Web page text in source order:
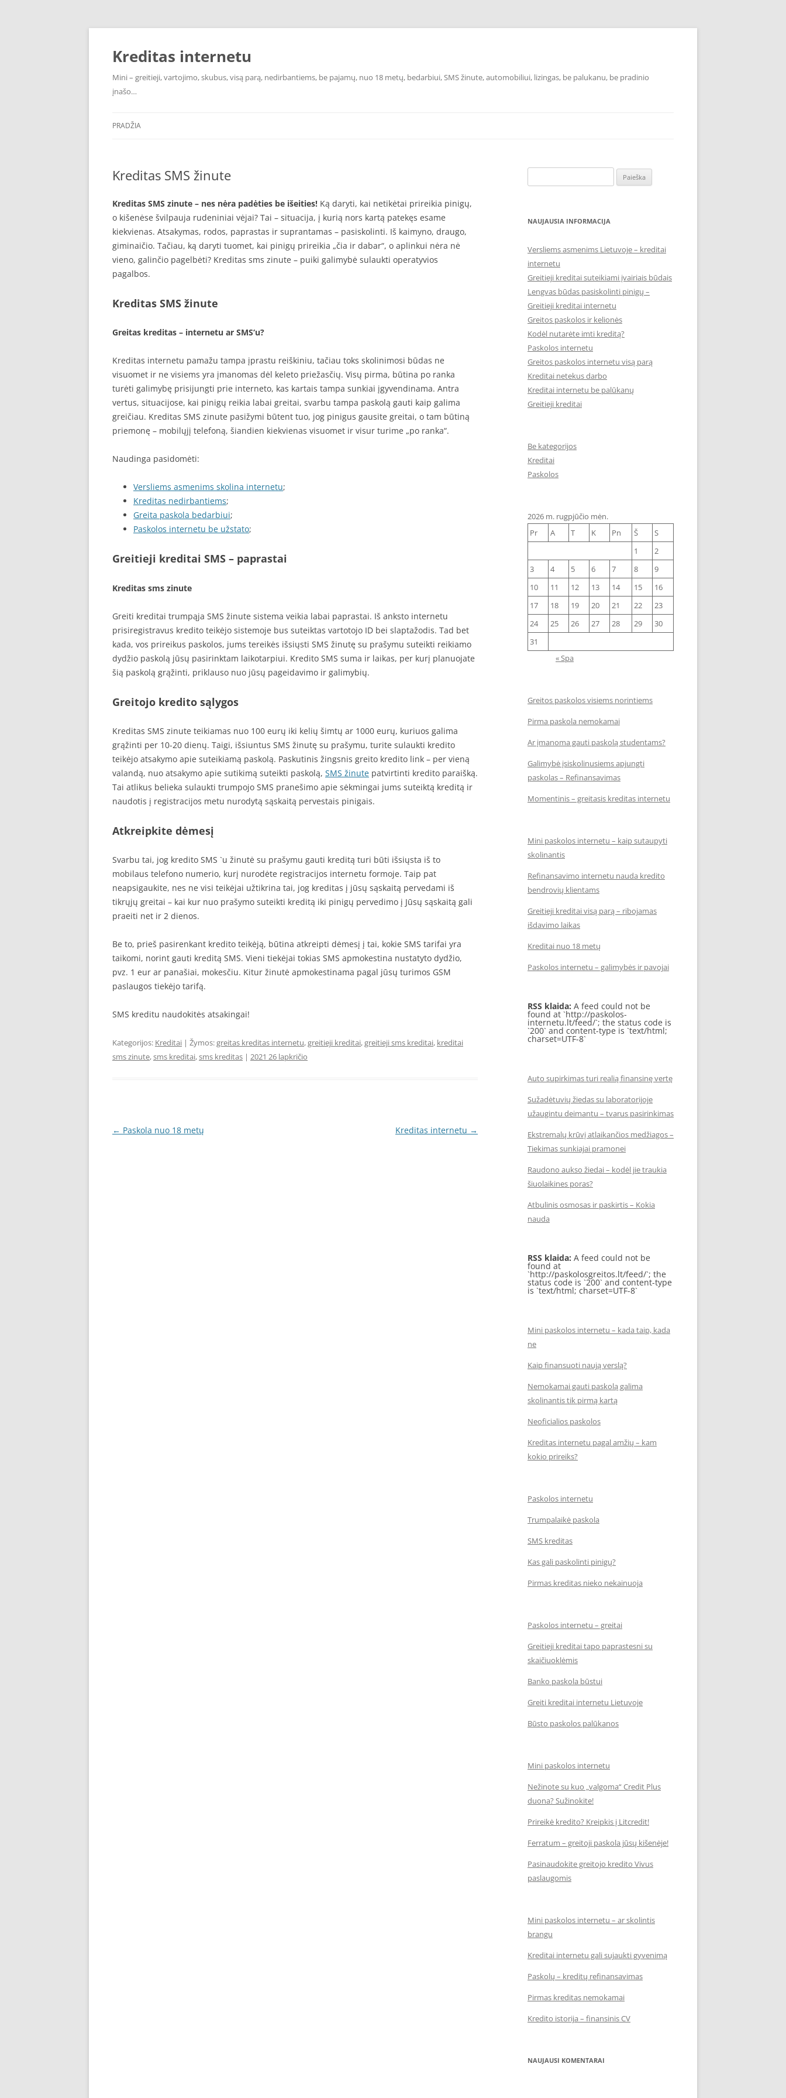
Pereiti
Kreditas internetu
Mini – greitieji, vartojimo, skubus, visą parą, nedirbantiems, be pajamų, nuo 18 metų, bedarbiui, SMS žinute, automobiliui, lizingas, be palukanu, be pradinio
įnašo…
PRADŽIA
Kreditas SMS žinute
Kreditas SMS zinute – nes nėra padėties be išeities! Ką daryti, kai netikėtai prireikia pinigų,
o kišenėse švilpauja rudeniniai vėjai? Tai – situacija, į kurią nors kartą patekęs esame
kiekvienas. Atsakymas, rodos, paprastas ir suprantamas – pasiskolinti. Iš kaimyno, draugo,
giminaičio. Tačiau, ką daryti tuomet, kai pinigų prireikia „čia ir dabar“, o aplinkui nėra nė
vieno, galinčio pagelbėti? Kreditas sms zinute – puiki galimybė sulaukti operatyvios
pagalbos.
Kreditas SMS žinute
Greitas kreditas – internetu ar SMS‘u?
Kreditas internetu pamažu tampa įprastu reiškiniu, tačiau toks skolinimosi būdas ne
visuomet ir ne visiems yra įmanomas dėl keleto priežasčių. Visų pirma, būtina po ranka
turėti galimybę prisijungti prie interneto, kas kartais tampa sunkiai įgyvendinama. Antra
vertus, situacijose, kai pinigų reikia labai greitai, svarbu tampa paskolą gauti kaip galima
greičiau. Kreditas SMS zinute pasižymi būtent tuo, jog pinigus gausite greitai, o tam būtiną
priemonę – mobilųjį telefoną, šiandien kiekvienas visuomet ir visur turime „po ranka“.
Naudinga pasidomėti:
Versliems asmenims skolina internetu;
Kreditas nedirbantiems;
Greita paskola bedarbiui;
Paskolos internetu be užstato;
Greitieji kreditai SMS – paprastai
Kreditas sms zinute
Greiti kreditai trumpąja SMS žinute sistema veikia labai paprastai. Iš anksto internetu
prisiregistravus kredito teikėjo sistemoje bus suteiktas vartotojo ID bei slaptažodis. Tad bet
kada, vos prireikus paskolos, jums tereikės išsiųsti SMS žinutę su prašymu suteikti reikiamo
dydžio paskolą jūsų pasirinktam laikotarpiui. Kredito SMS suma ir laikas, per kurį planuojate
šią paskolą grąžinti, priklauso nuo jūsų pageidavimo ir galimybių.
Greitojo kredito sąlygos
Kreditas SMS zinute teikiamas nuo 100 eurų iki kelių šimtų ar 1000 eurų, kuriuos galima
grąžinti per 10-20 dienų. Taigi, išsiuntus SMS žinutę su prašymu, turite sulaukti kredito
teikėjo atsakymo apie suteikiamą paskolą. Paskutinis žingsnis greito kredito link – per vieną
valandą, nuo atsakymo apie sutikimą suteikti paskolą, SMS žinute patvirtinti kredito paraišką.
Tai atlikus belieka sulaukti trumpojo SMS pranešimo apie sėkmingai jums suteiktą kreditą ir
naudotis į registracijos metu nurodytą sąskaitą pervestais pinigais.
Atkreipkite dėmesį
Svarbu tai, jog kredito SMS `u žinutė su prašymu gauti kreditą turi būti išsiųsta iš to
mobilaus telefono numerio, kurį nurodėte registracijos internetu formoje. Taip pat
neapsigaukite, nes ne visi teikėjai užtikrina tai, jog kreditas į jūsų sąskaitą pervedami iš
tikrųjų greitai – kai kur nuo prašymo suteikti kreditą iki pinigų pervedimo į Jūsų sąskaitą gali
praeiti net ir 2 dienos.
Be to, prieš pasirenkant kredito teikėją, būtina atkreipti dėmesį į tai, kokie SMS tarifai yra
taikomi, norint gauti kreditą SMS. Vieni tiekėjai tokias SMS apmokestina nustatyto dydžio,
pvz. 1 eur ar panašiai, mokesčiu. Kitur žinutė apmokestinama pagal jūsų turimos GSM
paslaugos tiekėjo tarifą.
SMS kreditu naudokitės atsakingai!
Kategorijos: Kreditai | Žymos:greitas kreditas internetu,greitieji kreditai,greitieji sms kreditai, kreditai
sms zinute,sms kreditai,sms kreditas | 2021 26 lapkričio
Įrašo
← Paskola nuo 18 metų Kreditas internetu →
NAUJAUSIA INFORMACIJA
Versliems asmenims Lietuvoje – kreditai
internetu
Greitieji kreditai suteikiami įvairiais būdais
Lengvas būdas pasiskolinti pinigų –
Greitieji kreditai internetu
Greitos paskolos ir kelionės
Kodėl nutarėte imti kreditą?
Paskolos internetu
Greitos paskolos internetu visą parą
Kreditai netekus darbo
Kreditai internetu be palūkanų
Greitieji kreditai
Be kategorijos
Kreditai
Paskolos
2026 m. rugpjūčio mėn.
Pr
A T K Pn Š
S
1
2
3
4 5 6 7 8
9
10
11 12 13 14 15
16
17
18 19 20 21 22
23
24
25 26 27 28 29
30
31
« Spa
Greitos paskolos visiems norintiems
Pirma paskola nemokamai
Ar įmanoma gauti paskolą studentams?
Galimybė įsiskolinusiems apjungti
paskolas – Refinansavimas
Momentinis – greitasis kreditas internetu
Mini paskolos internetu – kaip sutaupyti
skolinantis
Refinansavimo internetu nauda kredito
bendrovių klientams
Greitieji kreditai visą parą – ribojamas
išdavimo laikas
Kreditai nuo 18 metų
Paskolos internetu – galimybės ir pavojai
RSS klaida: A feed could not be
found at `http://paskolos-
internetu.lt/feed/`; the status code is
`200` and content-type is `text/html;
charset=UTF-8`
Auto supirkimas turi realią finansinę vertę
Sužadėtuvių žiedas su laboratorijoje
užaugintu deimantu – tvarus pasirinkimas
Ekstremalų krūvį atlaikančios medžiagos –
Tiekimas sunkiajai pramonei
Raudono aukso žiedai – kodėl jie traukia
šiuolaikines poras?
Atbulinis osmosas ir paskirtis – Kokia
nauda
RSS klaida: A feed could not be
found at
`http://paskolosgreitos.lt/feed/`; the
status code is `200` and content-type
is `text/html; charset=UTF-8`
Mini paskolos internetu – kada taip, kada
ne
Kaip finansuoti naują verslą?
Nemokamai gauti paskolą galima
skolinantis tik pirmą kartą
Neoficialios paskolos
Kreditas internetu pagal amžių – kam
kokio prireiks?
Paskolos internetu
Trumpalaikė paskola
SMS kreditas
Kas gali paskolinti pinigų?
Pirmas kreditas nieko nekainuoja
Paskolos internetu – greitai
Greitieji kreditai tapo paprastesni su
skaičiuoklėmis
Banko paskola būstui
Greiti kreditai internetu Lietuvoje
Būsto paskolos palūkanos
Mini paskolos internetu
Nežinote su kuo „valgoma“ Credit Plus
duona? Sužinokite!
Prireikė kredito? Kreipkis į Litcredit!
Ferratum – greitoji paskola jūsų kišenėje!
Pasinaudokite greitojo kredito Vivus
paslaugomis
Mini paskolos internetu – ar skolintis
brangu
Kreditai internetu gali sujaukti gyvenimą
Paskolų – kreditų refinansavimas
Pirmas kreditas nemokamai
Kredito istorija – finansinis CV
NAUJAUSI KOMENTARAI